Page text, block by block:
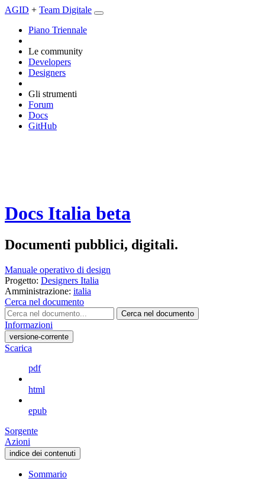
AGID + Team Digitale
Piano Triennale
Le community
Developers
Designers
Gli strumenti
Forum
Docs
GitHub
Docs Italia beta
Documenti pubblici, digitali.
Manuale operativo di design
Progetto: Designers Italia
Amministrazione: italia
Cerca nel documento
Cerca nel documento
Informazioni
versione-corrente
Scarica
pdf
html
epub
Sorgente
Azioni
indice dei contenuti
Sommario